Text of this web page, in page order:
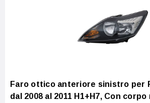
Faro ottico anteriore sinistro per
dal 2008 al 2011 H1+H7, Con